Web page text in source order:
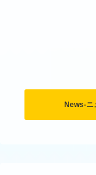
News-ニ